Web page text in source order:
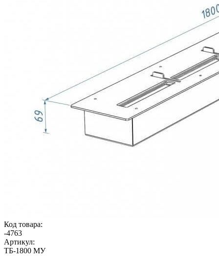
Код товара:
-4763
Артикул:
ТБ-1800 МУ